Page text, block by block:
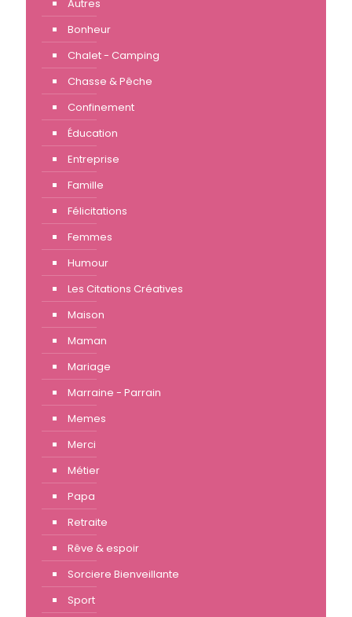
Autres
Bonheur
Chalet - Camping
Chasse & Pêche
Confinement
Éducation
Entreprise
Famille
Félicitations
Femmes
Humour
Les Citations Créatives
Maison
Maman
Mariage
Marraine - Parrain
Memes
Merci
Métier
Papa
Retraite
Rêve & espoir
Sorciere Bienveillante
Sport